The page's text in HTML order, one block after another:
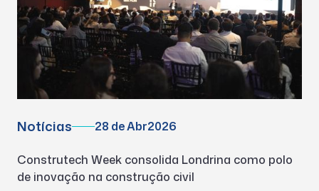
Notícias 28 de Abr2026
Construtech Week consolida Londrina como polo
de inovação na construção civil